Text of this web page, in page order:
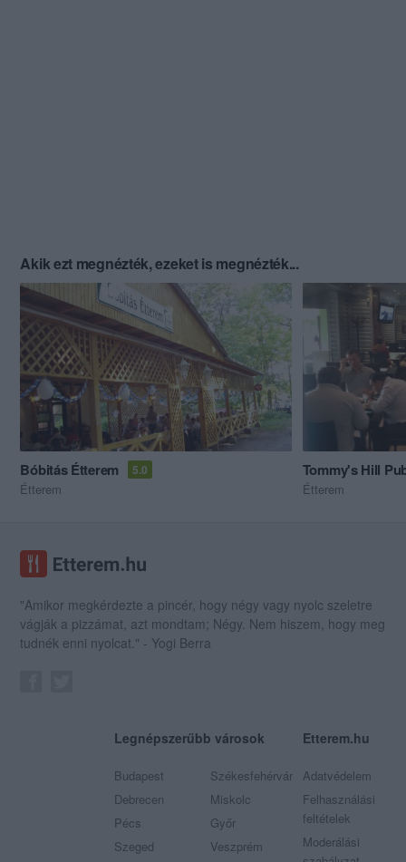
Akik ezt megnézték, ezeket is megnézték...
Bóbitás Étterem 5.0
Étterem
Tommy's Hill
Étterem
"Amikor megkérdezte a pincér, hogy négy vagy nyolc szeletre
vágják a pizzámat, azt mondtam; Négy. Nem hiszem, hogy meg
tudnék enni nyolcat." - Yogi Berra
Legnépszerűbb városok
Budapest
Debrecen
Pécs
Szeged
Székesfehérvár
Miskolc
Győr
Veszprém
Etterem.hu
Adatvédelem
Felhasználási
feltételek
Moderálási